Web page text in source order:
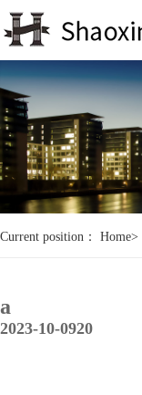
Current position： Home>
a
2023-10-0920